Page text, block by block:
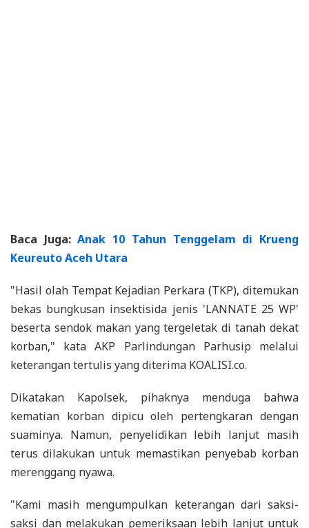
Baca Juga:Anak 10 Tahun Tenggelam di Krueng
Keureuto Aceh Utara
"Hasil olah Tempat Kejadian Perkara (TKP), ditemukan
bekas bungkusan insektisida jenis 'LANNATE 25 WP'
beserta sendok makan yang tergeletak di tanah dekat
korban," kata AKP Parlindungan Parhusip melalui
keterangan tertulis yang diterima KOALISI.co.
Dikatakan Kapolsek, pihaknya menduga bahwa
kematian korban dipicu oleh pertengkaran dengan
suaminya. Namun, penyelidikan lebih lanjut masih
terus dilakukan untuk memastikan penyebab korban
merenggang nyawa.
"Kami masih mengumpulkan keterangan dari saksi-
saksi dan melakukan pemeriksaan lebih lanjut untuk